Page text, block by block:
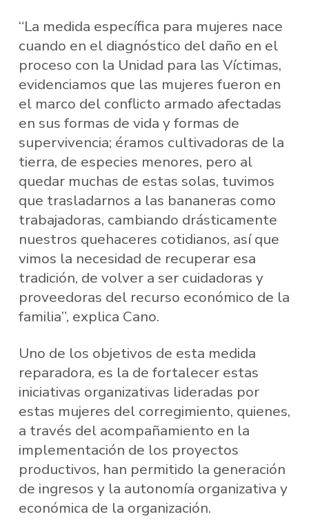
“La medida específica para mujeres nace
cuando en el diagnóstico del daño en el
proceso con la Unidad para las Víctimas,
evidenciamos que las mujeres fueron en
el marco del conflicto armado afectadas
en sus formas de vida y formas de
supervivencia; éramos cultivadoras de la
tierra, de especies menores, pero al
quedar muchas de estas solas, tuvimos
que trasladarnos a las bananeras como
trabajadoras, cambiando drásticamente
nuestros quehaceres cotidianos, así que
vimos la necesidad de recuperar esa
tradición, de volver a ser cuidadoras y
proveedoras del recurso económico de la
familia”, explica Cano.
Uno de los objetivos de esta medida
reparadora, es la de fortalecer estas
iniciativas organizativas lideradas por
estas mujeres del corregimiento, quienes,
a través del acompañamiento en la
implementación de los proyectos
productivos, han permitido la generación
de ingresos y la autonomía organizativa y
económica de la organización.